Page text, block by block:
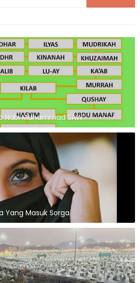
Nabi Muhammad SAW
Yang Masuk Sorga